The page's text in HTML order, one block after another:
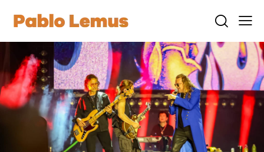
NOTICIAS